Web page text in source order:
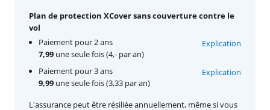
Plan de protection XCover sans couverture contre le
vol
Paiement pour 2 ans
7,99 une seule fois (4,- par an)
Explication
Paiement pour 3 ans
9,99 une seule fois (3,33 par an)
Explication
L'assurance peut être résiliée annuellement, même si vous